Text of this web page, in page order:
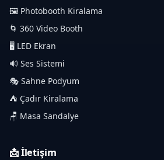
🖼️ Photobooth Kiralama
🌀 360 Video Booth
🖥️ LED Ekran
🔊 Ses Sistemi
🎭 Sahne Podyum
⛺ Çadır Kiralama
🪑 Masa Sandalye
📩 İletişim